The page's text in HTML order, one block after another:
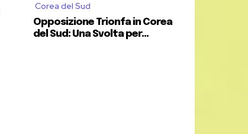
Corea del Sud
Opposizione Trionfa in Corea
del Sud: Una Svolta per...